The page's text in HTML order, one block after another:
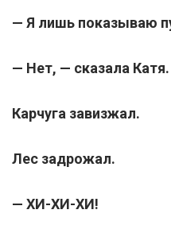
— Я лишь показываю
— Нет, — сказала
Карчуга завизжал.
Лес задрожал.
— ХИ-ХИ-ХИ!